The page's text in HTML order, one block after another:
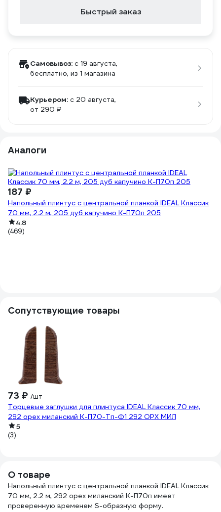
Быстрый заказ
Самовывоз: c 19 августа,
бесплатно, из 1 магазина
Курьером: c 20 августа,
от 290 ₽
Аналоги
187 ₽
Напольный плинтус с центральной планкой IDEAL Классик
70 мм, 2.2 м, 205 дуб капучино К-П70п 205
4.8
(469)
Сопутствующие товары
73 ₽ /шт
Торцевые заглушки для плинтуса IDEAL Классик 70 мм,
292 орех миланский К-П70-Тп-Ф1 292 ОРХ МИЛ
5
(3)
О товаре
Напольный плинтус с центральной планкой IDEAL Классик
70 мм, 2.2 м, 292 орех миланский К-П70п имеет
проверенную временем S-образную форму.